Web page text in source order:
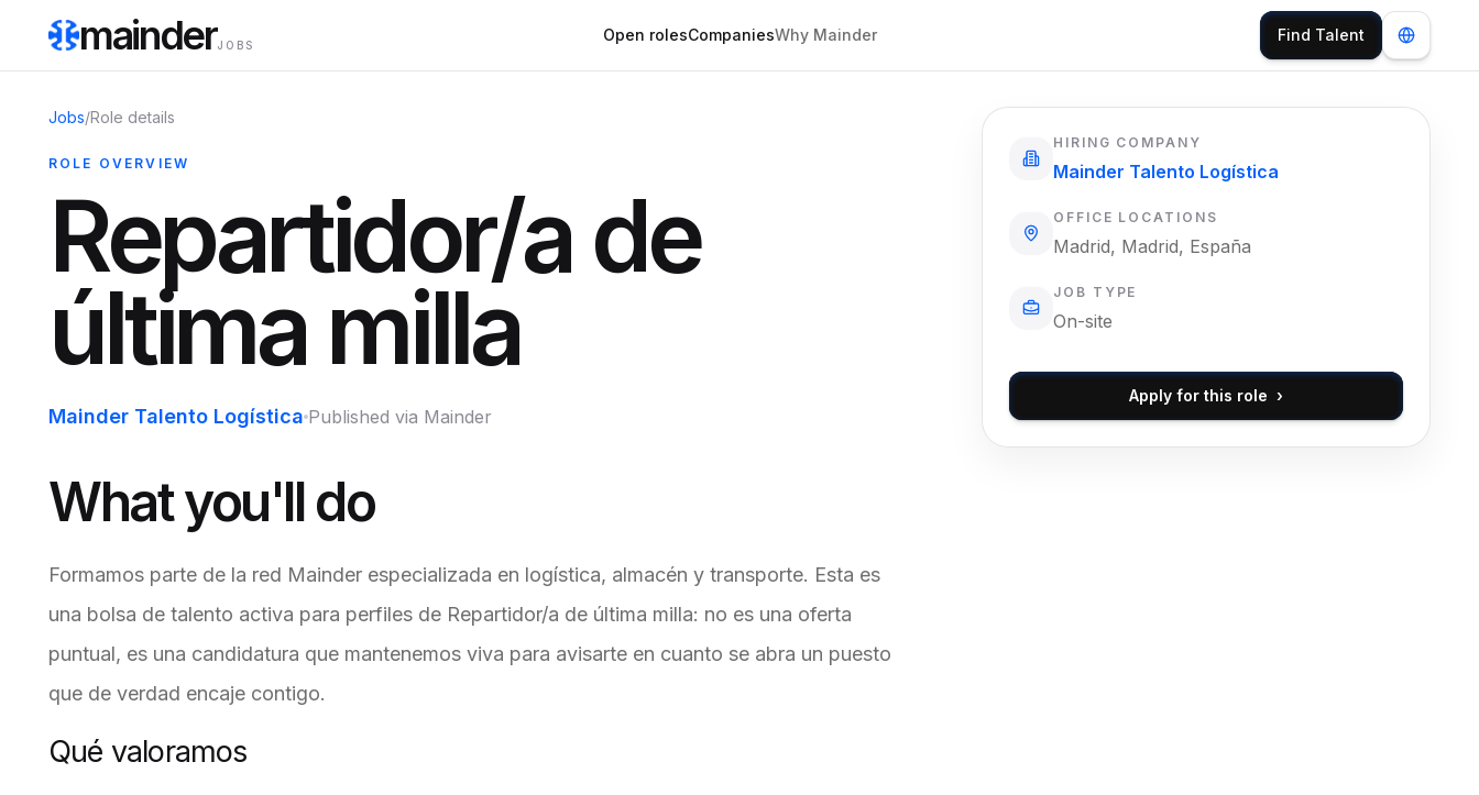
mainderJOBS
Open rolesCompaniesWhy Mainder Find Talent
Jobs/Role details
ROLE OVERVIEW
Repartidor/a de
última milla
Mainder Talento Logística Published via Mainder
What you'll do
Formamos parte de la red Mainder especializada en logística, almacén y transporte. Esta es
una bolsa de talento activa para perfiles de Repartidor/a de última milla: no es una oferta
puntual, es una candidatura que mantenemos viva para avisarte en cuanto se abra un puesto
que de verdad encaje contigo.
Qué valoramos
HIRING COMPANY
Mainder Talento Logística
OFFICE LOCATIONS
Madrid, Madrid, España
JOB TYPE
On-site
Apply for this role ›